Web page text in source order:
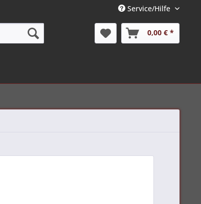
Service/Hilfe
0,00 € *